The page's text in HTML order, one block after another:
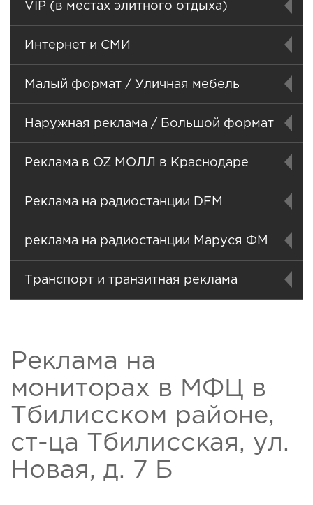
VIP (в местах элитного отдыха)
Интернет и СМИ
Малый формат / Уличная мебель
Наружная реклама / Большой формат
Реклама в OZ МОЛЛ в Краснодаре
Реклама на радиостанции DFM
реклама на радиостанции Маруся ФМ
Транспорт и транзитная реклама
Реклама на
мониторах в МФЦ в
Тбилисском районе,
ст-ца Тбилисская, ул.
Новая, д. 7 Б